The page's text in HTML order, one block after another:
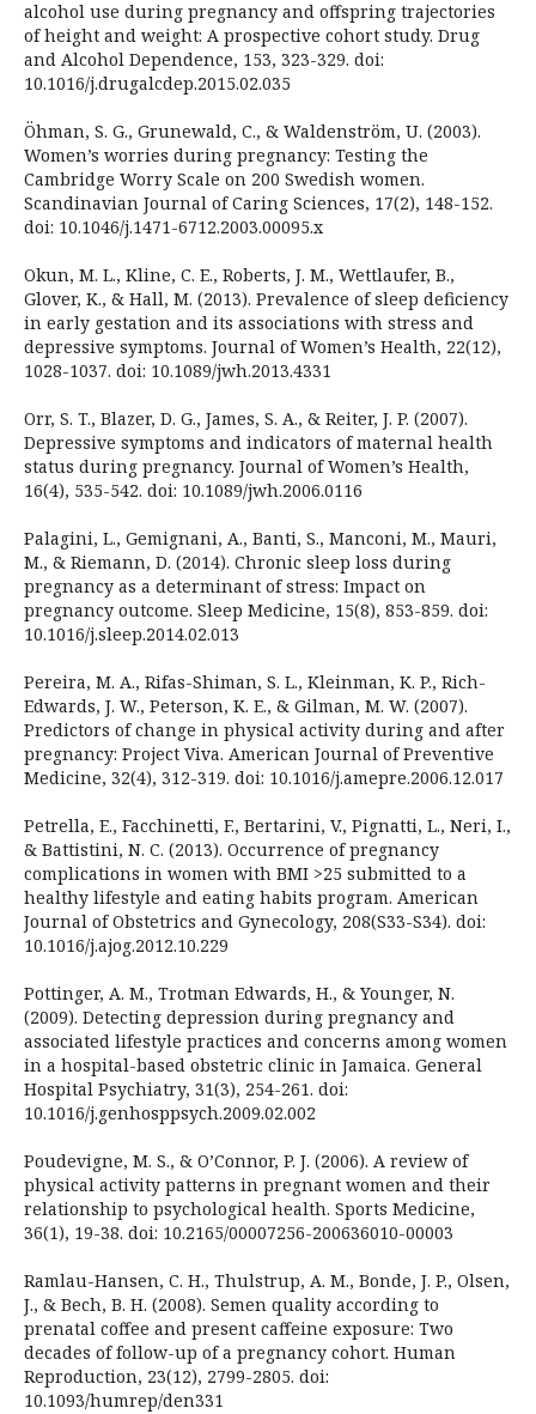
alcohol use during pregnancy and offspring trajectories
of height and weight: A prospective cohort study. Drug
and Alcohol Dependence, 153, 323-329. doi:
10.1016/j.drugalcdep.2015.02.035
Öhman, S. G., Grunewald, C., & Waldenström, U. (2003).
Women’s worries during pregnancy: Testing the
Cambridge Worry Scale on 200 Swedish women.
Scandinavian Journal of Caring Sciences, 17(2), 148-152.
doi: 10.1046/j.1471-6712.2003.00095.x
Okun, M. L., Kline, C. E., Roberts, J. M., Wettlaufer, B.,
Glover, K., & Hall, M. (2013). Prevalence of sleep deficiency
in early gestation and its associations with stress and
depressive symptoms. Journal of Women’s Health, 22(12),
1028-1037. doi: 10.1089/jwh.2013.4331
Orr, S. T., Blazer, D. G., James, S. A., & Reiter, J. P. (2007).
Depressive symptoms and indicators of maternal health
status during pregnancy. Journal of Women’s Health,
16(4), 535-542. doi: 10.1089/jwh.2006.0116
Palagini, L., Gemignani, A., Banti, S., Manconi, M., Mauri,
M., & Riemann, D. (2014). Chronic sleep loss during
pregnancy as a determinant of stress: Impact on
pregnancy outcome. Sleep Medicine, 15(8), 853-859. doi:
10.1016/j.sleep.2014.02.013
Pereira, M. A., Rifas-Shiman, S. L., Kleinman, K. P., Rich-
Edwards, J. W., Peterson, K. E., & Gilman, M. W. (2007).
Predictors of change in physical activity during and after
pregnancy: Project Viva. American Journal of Preventive
Medicine, 32(4), 312-319. doi: 10.1016/j.amepre.2006.12.017
Petrella, E., Facchinetti, F., Bertarini, V., Pignatti, L., Neri, I.,
& Battistini, N. C. (2013). Occurrence of pregnancy
complications in women with BMI >25 submitted to a
healthy lifestyle and eating habits program. American
Journal of Obstetrics and Gynecology, 208(S33-S34). doi:
10.1016/j.ajog.2012.10.229
Pottinger, A. M., Trotman Edwards, H., & Younger, N.
(2009). Detecting depression during pregnancy and
associated lifestyle practices and concerns among women
in a hospital-based obstetric clinic in Jamaica. General
Hospital Psychiatry, 31(3), 254-261. doi:
10.1016/j.genhosppsych.2009.02.002
Poudevigne, M. S., & O’Connor, P. J. (2006). A review of
physical activity patterns in pregnant women and their
relationship to psychological health. Sports Medicine,
36(1), 19-38. doi: 10.2165/00007256-200636010-00003
Ramlau-Hansen, C. H., Thulstrup, A. M., Bonde, J. P., Olsen,
J., & Bech, B. H. (2008). Semen quality according to
prenatal coffee and present caffeine exposure: Two
decades of follow-up of a pregnancy cohort. Human
Reproduction, 23(12), 2799-2805. doi:
10.1093/humrep/den331